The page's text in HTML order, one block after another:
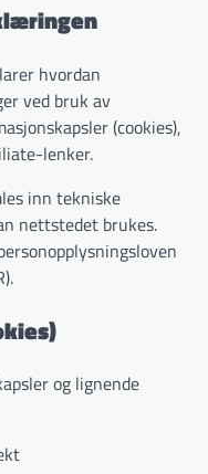
hvordan
ved bruk av
(cookies),
lenker.
inn tekniske
nettstedet brukes.
og lignende